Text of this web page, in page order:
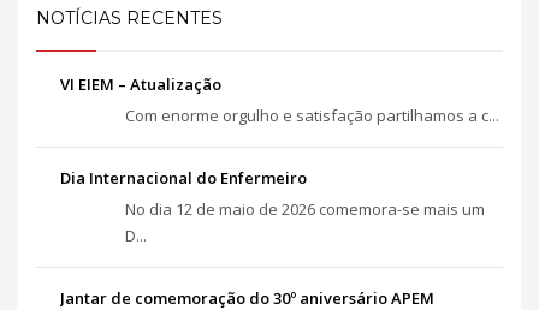
NOTÍCIAS RECENTES
VI EIEM – Atualização
Com enorme orgulho e satisfação partilhamos a c...
Dia Internacional do Enfermeiro
No dia 12 de maio de 2026 comemora-se mais um
D...
Jantar de comemoração do 30º aniversário APEM